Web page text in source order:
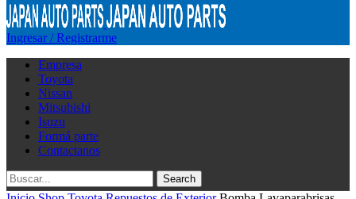
Ingresar / Registrarme
Empresa
Toyota
Nissan
Mitsubishi
Isuzu
Formá parte
Contactanos
Search